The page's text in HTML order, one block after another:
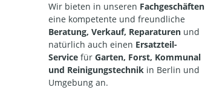
Wir bieten in unseren Fachgeschäften
eine kompetente und freundliche
Beratung, Verkauf, Reparaturen und
natürlich auch einen Ersatzteil-
Service für Garten, Forst, Kommunal
und Reinigungstechnik in Berlin und
Umgebung an.